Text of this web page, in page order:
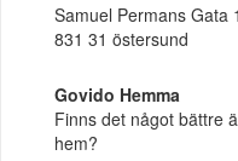
Samuel Permans Gata
831 31 östersund
Govido Hemma
Finns det något bättre
hem?